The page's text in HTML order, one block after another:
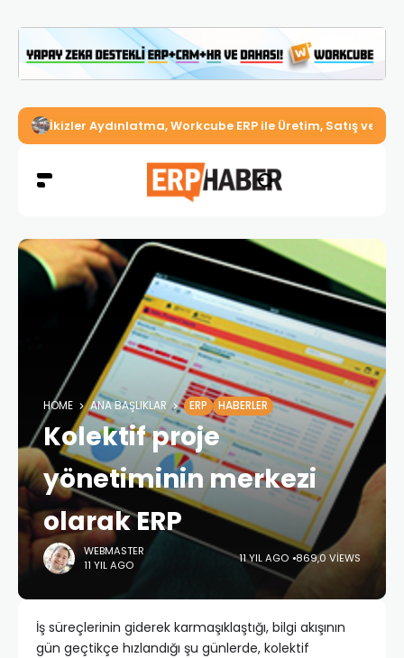
İkizler Aydınlatma, Workcube ERP ile Üretim, Satış ve
HOME ANA BAŞLIKLAR ERP HABERLER
Kolektif proje
yönetiminin merkezi
olarak ERP
WEBMASTER
11 YIL AGO
11 YIL AGO 869,0 VIEWS
İş süreçlerinin giderek karmaşıklaştığı, bilgi akışının
gün geçtikçe hızlandığı şu günlerde, kolektif